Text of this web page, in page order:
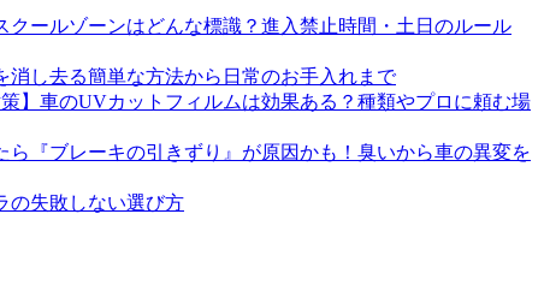
クールゾーンはどんな標識？進入禁止時間・土日のルール
消し去る簡単な方法から日常のお手入れまで
策】車のUVカットフィルムは効果ある？種類やプロに頼む場
ら『ブレーキの引きずり』が原因かも！臭いから車の異変を
の失敗しない選び方